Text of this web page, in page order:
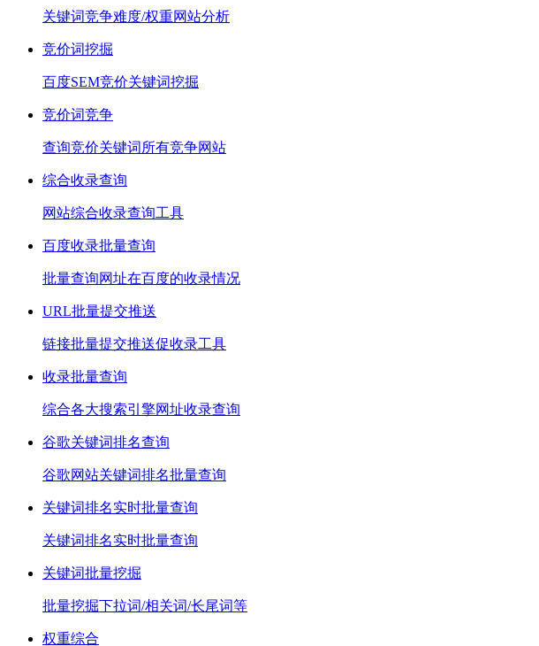
关键词竞争难度/权重网站分析
竞价词挖掘
百度SEM竞价关键词挖掘
竞价词竞争
查询竞价关键词所有竞争网站
综合收录查询
网站综合收录查询工具
百度收录批量查询
批量查询网址在百度的收录情况
URL批量提交推送
链接批量提交推送促收录工具
收录批量查询
综合各大搜索引擎网址收录查询
谷歌关键词排名查询
谷歌网站关键词排名批量查询
关键词排名实时批量查询
关键词排名实时批量查询
关键词批量挖掘
批量挖掘下拉词/相关词/长尾词等
权重综合